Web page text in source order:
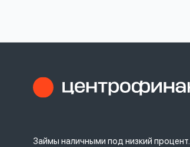
Займы наличными под низкий процент.